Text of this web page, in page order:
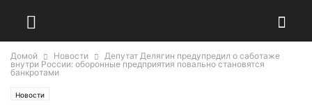
Домой Новости
Депутат Делягин предупредил о саботаже
внутри России: оборонные предприятия повально становятся
банкротами
Новости